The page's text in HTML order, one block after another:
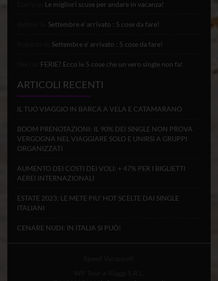
Le migliori scuse per andare in vacanza!
Settembre e’ arrivato : 5 cose da fare!
Settembre e’ arrivato : 5 cose da fare!
FERIE? Ecco le 5 cose che un vero single non fa!
ARTICOLI RECENTI
IL TUO VIAGGIO IN BARCA A VELA E CATAMARANO
BOOM PRENOTAZIONI: IL 90% DEI SINGLE NON PROVA
VERGOGNA NEL VIAGGIARE SOLO E UNIRSI A GRUPPI
ORGANIZZATI
AUMENTO DEI COSTI DEI VOLI: + 47% PER I BIGLIETTI
AEREI INTERNAZIONALI
ESTATE 2023: LE METE PIU’ HOT SCELTE DAI SINGLE
ITALIANI
CENARE NUDI: IN ITALIA SI PUÒ!